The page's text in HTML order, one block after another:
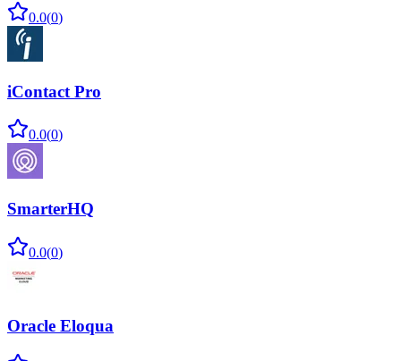
0.0(0)
iContact Pro
0.0(0)
SmarterHQ
0.0(0)
Oracle Eloqua